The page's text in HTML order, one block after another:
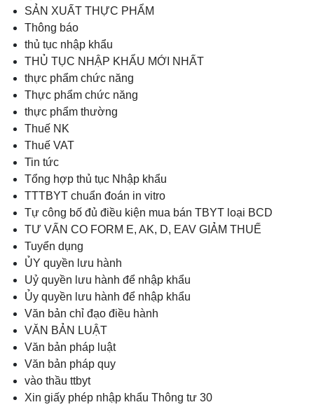
SẢN XUẤT THỰC PHẨM
Thông báo
thủ tục nhập khẩu
THỦ TỤC NHẬP KHẨU MỚI NHẤT
thực phẩm chức năng
Thực phẩm chức năng
thực phẩm thường
Thuế NK
Thuế VAT
Tin tức
Tổng hợp thủ tục Nhập khẩu
TTTBYT chuẩn đoán in vitro
Tự công bố đủ điều kiện mua bán TBYT loại BCD
TƯ VẤN CO FORM E, AK, D, EAV GIẢM THUẾ
Tuyển dụng
ỦY quyền lưu hành
Uỷ quyền lưu hành để nhập khẩu
Ủy quyền lưu hành để nhập khẩu
Văn bản chỉ đạo điều hành
VĂN BẢN LUẬT
Văn bản pháp luật
Văn bản pháp quy
vào thầu ttbyt
Xin giấy phép nhập khẩu Thông tư 30